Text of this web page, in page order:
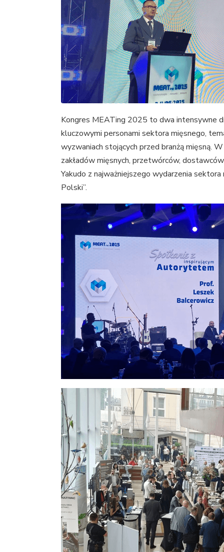
Kongres MEATing 2025 to dwa intensywne
kluczowymi personami sektora mięsnego,
wyzwaniach stojących przed branżą mięsną.
zakładów mięsnych, przetwórców,
Yakudo z najważniejszego wydarzenia
Polski”.